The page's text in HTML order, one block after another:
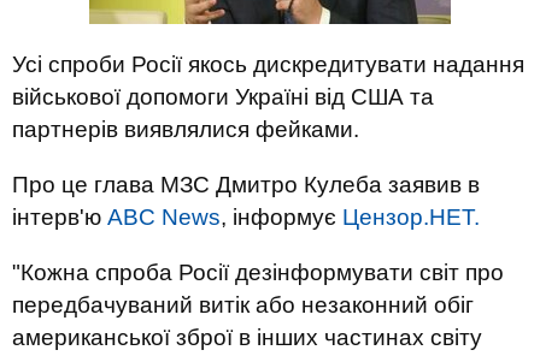
Усі спроби Росії якось дискредитувати надання
військової допомоги Україні від США та
партнерів виявлялися фейками.
Про це глава МЗС Дмитро Кулеба заявив в
інтерв'ю ABC News, інформує Цензор.НЕТ.
"Кожна спроба Росії дезінформувати світ про
передбачуваний витік або незаконний обіг
американської зброї в інших частинах світу